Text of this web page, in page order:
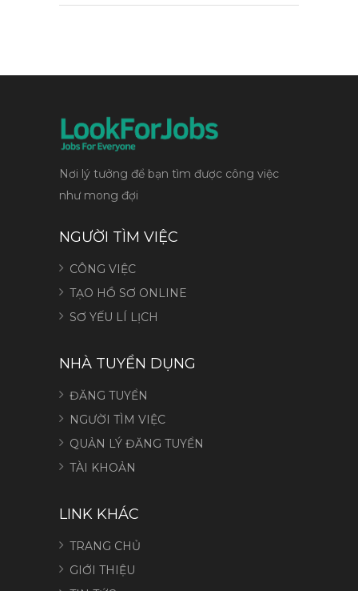
Nơi lý tưởng để bạn tìm được công việc
như mong đợi
NGƯỜI TÌM VIỆC
CÔNG VIỆC
TẠO HỒ SƠ ONLINE
SƠ YẾU LÍ LỊCH
NHÀ TUYỂN DỤNG
ĐĂNG TUYỂN
NGƯỜI TÌM VIỆC
QUẢN LÝ ĐĂNG TUYỂN
TÀI KHOẢN
LINK KHÁC
TRANG CHỦ
GIỚI THIỆU